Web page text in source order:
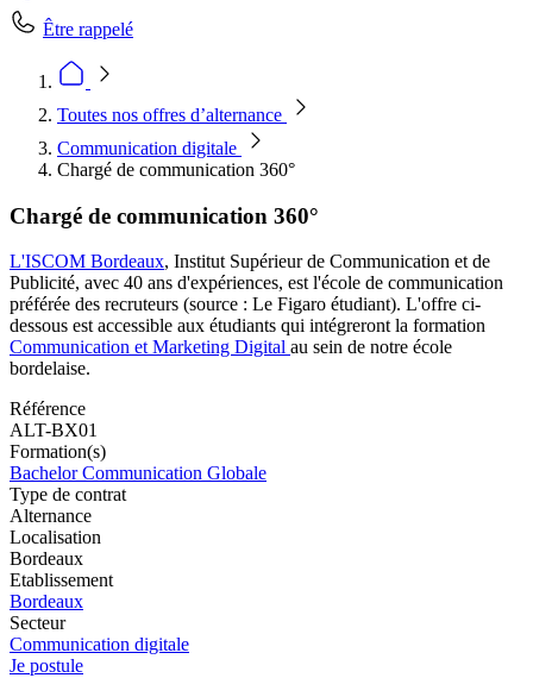
Être rappelé
Toutes nos offres d’alternance
Communication digitale
Chargé de communication 360°
Chargé de communication 360°
L'ISCOM Bordeaux, Institut Supérieur de Communication et de
Publicité, avec 40 ans d'expériences, est l'école de communication
préférée des recruteurs (source : Le Figaro étudiant). L'offre ci-
dessous est accessible aux étudiants qui intégreront la formation
Communication et Marketing Digital au sein de notre école
bordelaise.
Référence
ALT-BX01
Formation(s)
Bachelor Communication Globale
Type de contrat
Alternance
Localisation
Bordeaux
Etablissement
Bordeaux
Secteur
Communication digitale
Je postule